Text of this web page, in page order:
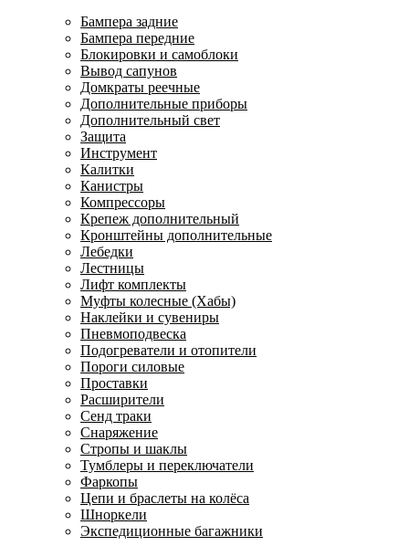
Бампера задние
Бампера передние
Блокировки и самоблоки
Вывод сапунов
Домкраты реечные
Дополнительные приборы
Дополнительный свет
Защита
Инструмент
Калитки
Канистры
Компрессоры
Крепеж дополнительный
Кронштейны дополнительные
Лебедки
Лестницы
Лифт комплекты
Муфты колесные (Хабы)
Наклейки и сувениры
Пневмоподвеска
Подогреватели и отопители
Пороги силовые
Проставки
Расширители
Сенд траки
Снаряжение
Стропы и шаклы
Тумблеры и переключатели
Фаркопы
Цепи и браслеты на колёса
Шноркели
Экспедиционные багажники